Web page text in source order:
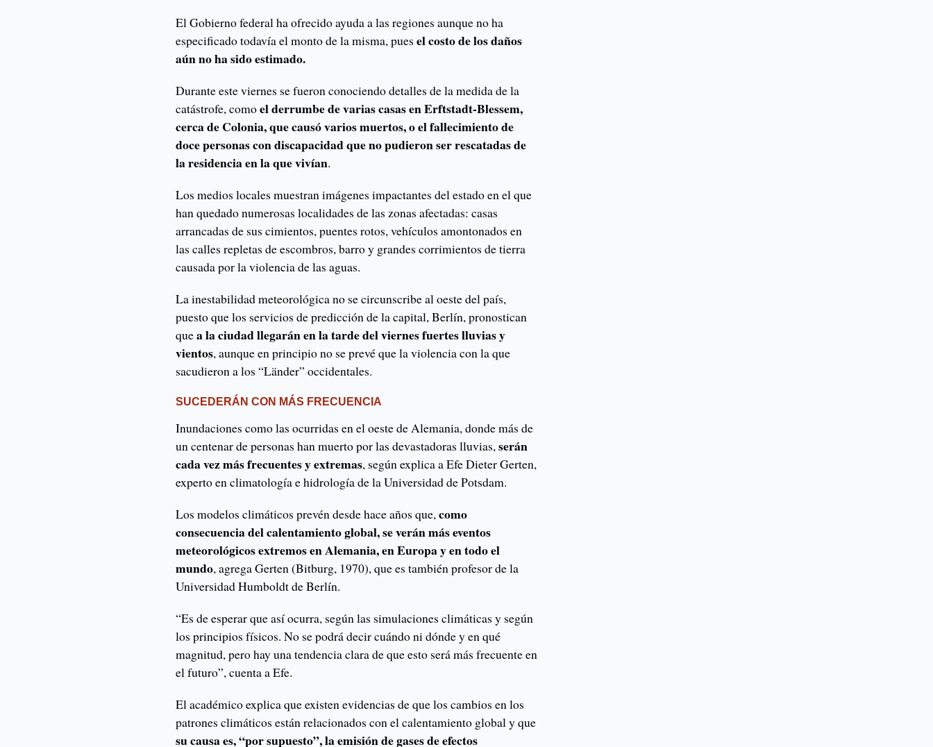
El Gobierno federal ha ofrecido ayuda a las regiones aunque no ha
especificado todavía el monto de la misma, puesel costo de los daños
aún no ha sido estimado.
Durante este viernes se fueron conociendo detalles de la medida de la
catástrofe, comoel derrumbe de varias casas en Erftstadt-Blessem,
cerca de Colonia, que causó varios muertos, o el fallecimiento de
doce personas con discapacidad que no pudieron ser rescatadas de
la residencia en la que vivían.
Los medios locales muestran imágenes impactantes del estado en el que
han quedado numerosas localidades de las zonas afectadas: casas
arrancadas de sus cimientos, puentes rotos, vehículos amontonados en
las calles repletas de escombros, barro y grandes corrimientos de tierra
causada por la violencia de las aguas.
La inestabilidad meteorológica no se circunscribe al oeste del país,
puesto que los servicios de predicción de la capital, Berlín, pronostican
quea la ciudad llegarán en la tarde del viernes fuertes lluvias y
vientos, aunque en principio no se prevé que la violencia con la que
sacudieron a los “Länder” occidentales.
SUCEDERÁN CON MÁS FRECUENCIA
Inundaciones como las ocurridas en el oeste de Alemania, donde más de
un centenar de personas han muerto por las devastadoras lluvias,serán
cada vez más frecuentes y extremas, según explica a Efe Dieter Gerten,
experto en climatología e hidrología de la Universidad de Potsdam.
Los modelos climáticos prevén desde hace años que,como
consecuencia del calentamiento global, se verán más eventos
meteorológicos extremos en Alemania, en Europa y en todo el
mundo, agrega Gerten (Bitburg, 1970), que es también profesor de la
Universidad Humboldt de Berlín.
“Es de esperar que así ocurra, según las simulaciones climáticas y según
los principios físicos. No se podrá decir cuándo ni dónde y en qué
magnitud, pero hay una tendencia clara de que esto será más frecuente en
el futuro”, cuenta a Efe.
El académico explica que existen evidencias de que los cambios en los
patrones climáticos están relacionados con el calentamiento global y que
su causa es, “por supuesto”, la emisión de gases de efectos